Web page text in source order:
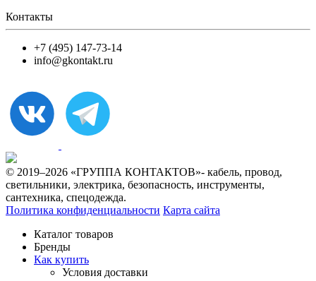
Контакты
+7 (495) 147-73-14
info@gkontakt.ru
© 2019–2026 «ГРУППА КОНТАКТОВ»- кабель, провод,
светильники, электрика, безопасность, инструменты,
сантехника, спецодежда.
Политика конфиденциальности Карта сайта
Каталог товаров
Бренды
Как купить
Условия доставки